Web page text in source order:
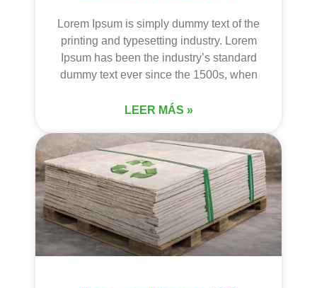
Lorem Ipsum is simply dummy text of the
printing and typesetting industry. Lorem
Ipsum has been the industry’s standard
dummy text ever since the 1500s, when
LEER MÁS »